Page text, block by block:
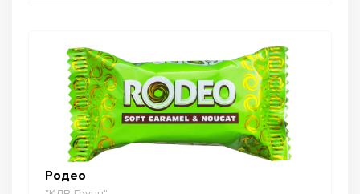
Родео